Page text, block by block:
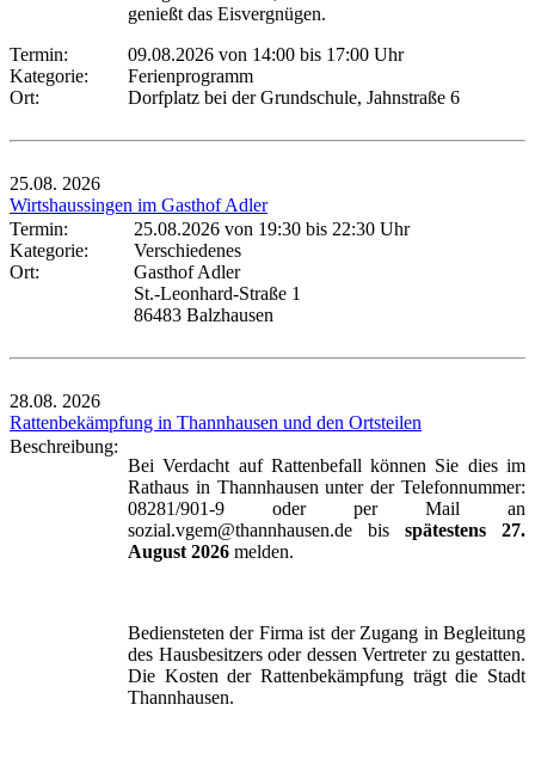
genießt das Eisvergnügen.
Termin:
09.08.2026 von 14:00 bis 17:00 Uhr
Kategorie:
Ferienprogramm
Ort:
Dorfplatz bei der Grundschule, Jahnstraße 6
25.08. 2026
Wirtshaussingen im Gasthof Adler
Termin:
25.08.2026 von 19:30 bis 22:30 Uhr
Kategorie:
Verschiedenes
Ort:
Gasthof Adler
St.-Leonhard-Straße 1
86483 Balzhausen
28.08. 2026
Rattenbekämpfung in Thannhausen und den Ortsteilen
Beschreibung:
Bei Verdacht auf Rattenbefall können Sie dies im
Rathaus in Thannhausen unter der Telefonnummer:
08281/901-9 oder per Mail an
sozial.vgem@thannhausen.de bis spätestens 27.
August 2026 melden.
Bediensteten der Firma ist der Zugang in Begleitung
des Hausbesitzers oder dessen Vertreter zu gestatten.
Die Kosten der Rattenbekämpfung trägt die Stadt
Thannhausen.